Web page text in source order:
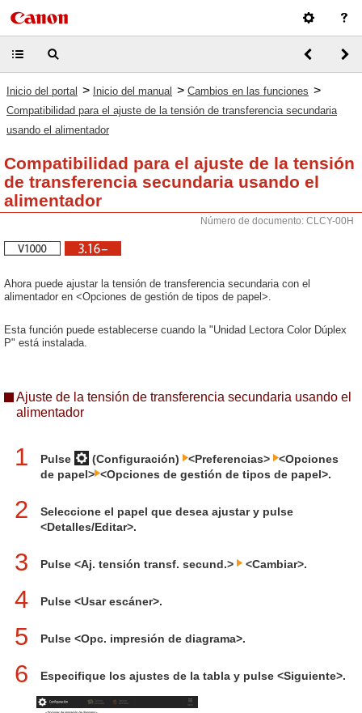
Inicio del portal > Inicio del manual > Cambios en las funciones >
Compatibilidad para el ajuste de la tensión de transferencia secundaria
usando el alimentador
Compatibilidad para el ajuste de la tensión
de transferencia secundaria usando el
alimentador
Número de documento: CLCY-00H
Ahora puede ajustar la tensión de transferencia secundaria con el
alimentador en <Opciones de gestión de tipos de papel>.
Esta función puede establecerse cuando la "Unidad Lectora Color Dúplex
P" está instalada.
Ajuste de la tensión de transferencia secundaria usando el
alimentador
1 Pulse (Configuración) <Preferencias>
<Opciones
de papel> <Opciones de gestión de tipos de papel>.
2
Seleccione el papel que desea ajustar y pulse
<Detalles/Editar>.
3 Pulse <Aj. tensión transf. secund.> <Cambiar>.
4 Pulse <Usar escáner>.
5 Pulse <Opc. impresión de diagrama>.
6 Especifique los ajustes de la tabla y pulse <Siguiente>.